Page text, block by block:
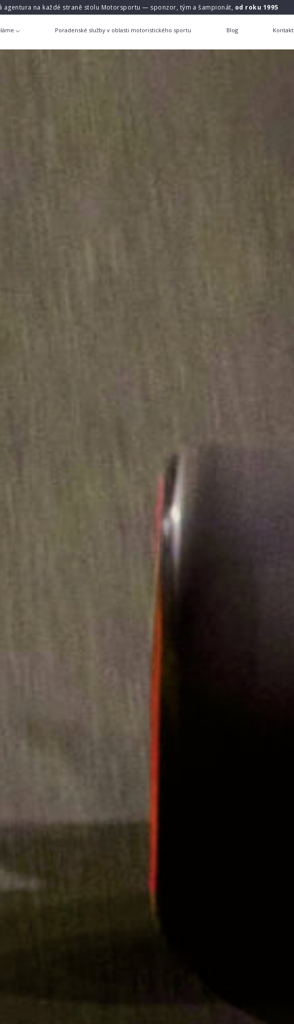
agentura na každé straně stolu Motorsportu — sponzor, tým a šampionát, od roku 1995
Poradenské služby v oblasti motoristického sportu Blog Kontakt